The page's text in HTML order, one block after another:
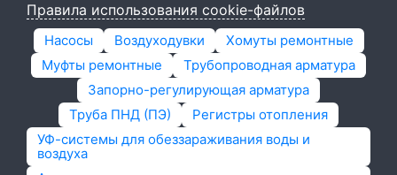
Правила использования cookie-файлов
Насосы Воздуходувки
Хомуты ремонтные
Муфты ремонтные
Трубопроводная арматура
Запорно-регулирующая арматура
Труба ПНД (ПЭ)
Регистры отопления
УФ-системы для обеззараживания воды и
воздуха